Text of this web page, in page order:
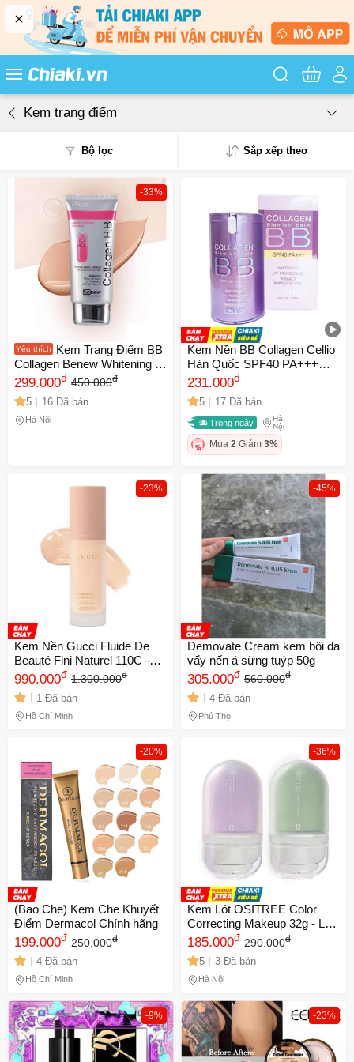
Tìm kiếm
Kem trang điểm
Bộ lọc Sắp xếp theo
Mới nhất
Giá từ thấp - cao
Giá từ cao - thấp
-33%
Yêu thích
Kem Trang Điểm BB
Collagen Benew Whitening 7
in 1 - Kem Lót Chống Nắng
SPF 50PA+++ Hàn Quốc
50ml
299.000đ 450.000đ
5 16 Đã bán
Hà Nội
Kem Nền BB Collagen Cellio
Hàn Quốc SPF40 PA+++
40ml - Dưỡng Ẩm, Che Phủ
Tự Nhiên và Chống Nắng
Hiệu Quả
231.000đ
5 17 Đã bán
Trong ngày
Hà
Nội
Mua 2 Giảm 3%
-23%
Kem Nền Gucci Fluide De
Beauté Fini Naturel 110C -
Kem Trang Điểm Chính Hãng
Cho Da Trắng Sáng, Độ Che
Phủ Hoàn Hảo
990.000đ 1.300.000đ
1 Đã bán
Hồ Chí Minh
-45%
Demovate Cream kem bôi da
vẩy nến á sừng tuýp 50g
305.000đ 560.000đ
4 Đã bán
Phú Thọ
-20%
(Bao Che) Kem Che Khuyết
Điểm Dermacol Chính hãng
199.000đ 250.000đ
4 Đã bán
Hồ Chí Minh
-36%
Kem Lót OSITREE Color
Correcting Makeup 32g - Lớp
Nền Hoàn Hảo Cho Da Mịn
Màng, Che Khuyết Điểm,
Phù Hợp Với Mọi Loại Da
185.000đ 290.000đ
5 3 Đã bán
Hà Nội
-9% -23%